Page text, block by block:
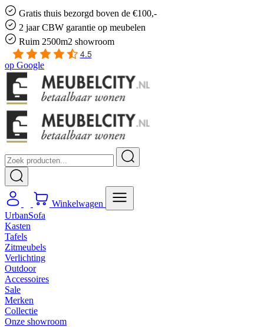
Gratis thuis bezorgd boven de €100,-
2 jaar CBW garantie op meubelen
Ruim 2500m2 showroom
4.5
op Google
Winkelwagen
UrbanSofa
Kasten
Tafels
Zitmeubels
Verlichting
Outdoor
Accessoires
Sale
Merken
Collectie
Onze showroom